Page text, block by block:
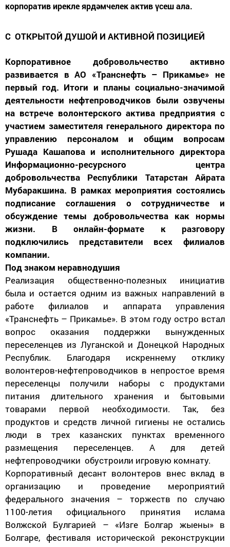
корпоратив ирекле ярдәмчелек актив үсеш ала.
С ОТКРЫТОЙ ДУШОЙ И АКТИВНОЙ ПОЗИЦИЕЙ
Корпоративное добровольчество активно
развивается в АО «Транснефть – Прикамье» не
первый год. Итоги и планы социально-значимой
деятельности нефтепроводчиков были озвучены
на встрече волонтерского актива предприятия с
участием заместителя генерального директора по
управлению персоналом и общим вопросам
Рушада Кашапова и исполнительного директора
Информационно-ресурсного центра
добровольчества Республики Татарстан Айрата
Мубаракшина. В рамках мероприятия состоялись
подписание соглашения о сотрудничестве и
обсуждение темы добровольчества как нормы
жизни. В онлайн-формате к разговору
подключились представители всех филиалов
компании.
Под знаком неравнодушия
Реализация общественно-полезных инициатив
была и остается одним из важных направлений в
работе филиалов и аппарата управления
«Транснефть – Прикамье». В этом году остро встал
вопрос оказания поддержки вынужденных
переселенцев из Луганской и Донецкой Народных
Республик. Благодаря искреннему отклику
волонтеров-нефтепроводчиков в непростое время
переселенцы получили наборы с продуктами
питания длительного хранения и бытовыми
товарами первой необходимости. Так, без
продуктов и средств личной гигиены не остались
люди в трех казанских пунктах временного
размещения переселенцев. А для детей
нефтепроводчики обустроили игровую комнату.
Корпоративный десант волонтеров внес вклад в
организацию и проведение мероприятий
федерального значения – торжеств по случаю
1100-летия официального принятия ислама
Волжской Булгарией – «Изге Болгар жыены» в
Болгаре, фестиваля исторической реконструкции